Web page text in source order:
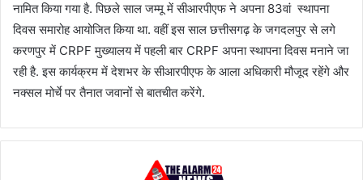
नामित किया गया है. पिछले साल जम्मू में सीआरपीएफ ने अपना 83वां स्थापना
दिवस समारोह आयोजित किया था. वहीं इस साल छत्तीसगढ़ के जगदलपुर से लगे
करणपुर में CRPF मुख्यालय में पहली बार CRPF अपना स्थापना दिवस मनाने जा
रही है. इस कार्यक्रम में देशभर के सीआरपीएफ के आला अधिकारी मौजूद रहेंगे और
नक्सल मोर्चे पर तैनात जवानों से बातचीत करेंगे.